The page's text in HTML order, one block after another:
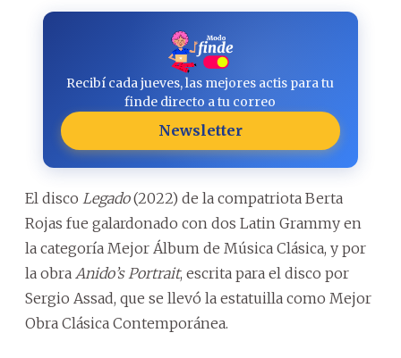
Recibí cada jueves, las mejores actis para tu
finde directo a tu correo
Newsletter
El disco Legado(2022) de la compatriota Berta
Rojas fue galardonado con dos Latin Grammy en
la categoría Mejor Álbum de Música Clásica, y por
la obra Anido’s Portrait, escrita para el disco por
Sergio Assad, que se llevó la estatuilla como Mejor
Obra Clásica Contemporánea.